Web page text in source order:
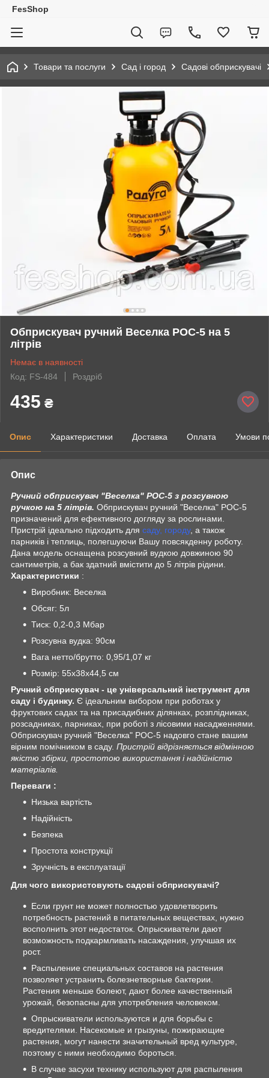
FesShop
Товари та послуги Сад і город Садові обприскувачі
Обприскувач ручний Веселка РОС-5 на 5
літрів
Немає в наявності
Код: FS-484
Роздріб
435 ₴
Опис Характеристики Доставка Оплата Умови
Опис
Ручний обприскувач "Веселка" РОС-5 з розсувною
ручкою на 5 літрів. Обприскувач ручний "Веселка" РОС-5
призначений для ефективного догляду за рослинами.
Пристрій ідеально підходить для саду, городу, а також
парників і теплиць, полегшуючи Вашу повсякденну роботу.
Дана модель оснащена розсувний вудкою довжиною 90
сантиметрів, а бак здатний вмістити до 5 літрів рідини.
Характеристики :
Виробник: Веселка
Обсяг: 5л
Тиск: 0,2-0,3 Мбар
Розсувна вудка: 90см
Вага нетто/брутто: 0,95/1,07 кг
Розмір: 55х38х44,5 см
Ручний обприскувач - це універсальний інструмент для
саду і будинку. Є ідеальним вибором при роботах у
фруктових садах та на присадибних ділянках, розплідниках,
розсадниках, парниках, при роботі з лісовими насадженнями.
Обприскувач ручний "Веселка" РОС-5 надовго стане вашим
вірним помічником в саду. Пристрій відрізняється відмінною
якістю збірки, простотою використання і надійністю
матеріалів.
Переваги :
Низька вартість
Надійність
Безпека
Простота конструкції
Зручність в експлуатації
Для чого використовують садові обприскувачі?
Если грунт не может полностью удовлетворить
потребность растений в питательных веществах, нужно
восполнить этот недостаток. Опрыскиватели дают
возможность подкармливать насаждения, улучшая их
рост.
Распыление специальных составов на растения
позволяет устранить болезнетворные бактерии.
Растения меньше болеют, дают более качественный
урожай, безопасны для употребления человеком.
Опрыскиватели используются и для борьбы с
вредителями. Насекомые и грызуны, пожирающие
растения, могут нанести значительный вред культуре,
поэтому с ними необходимо бороться.
В случае засухи технику используют для распыления